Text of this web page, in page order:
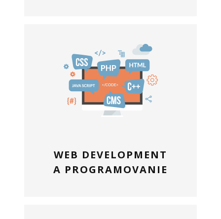
WEB DEVELOPMENT
A PROGRAMOVANIE